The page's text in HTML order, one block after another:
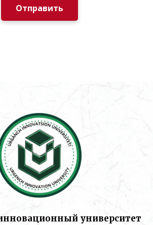
Отправить
университет